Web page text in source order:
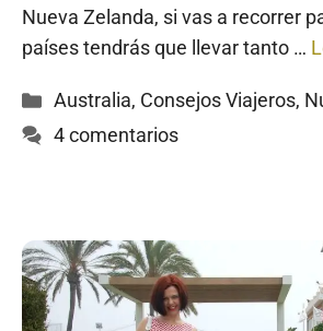
Nueva Zelanda, si vas a recorrer
países tendrás que llevar tanto …
Categorías
Australia, Consejos Viajeros,
4 comentarios